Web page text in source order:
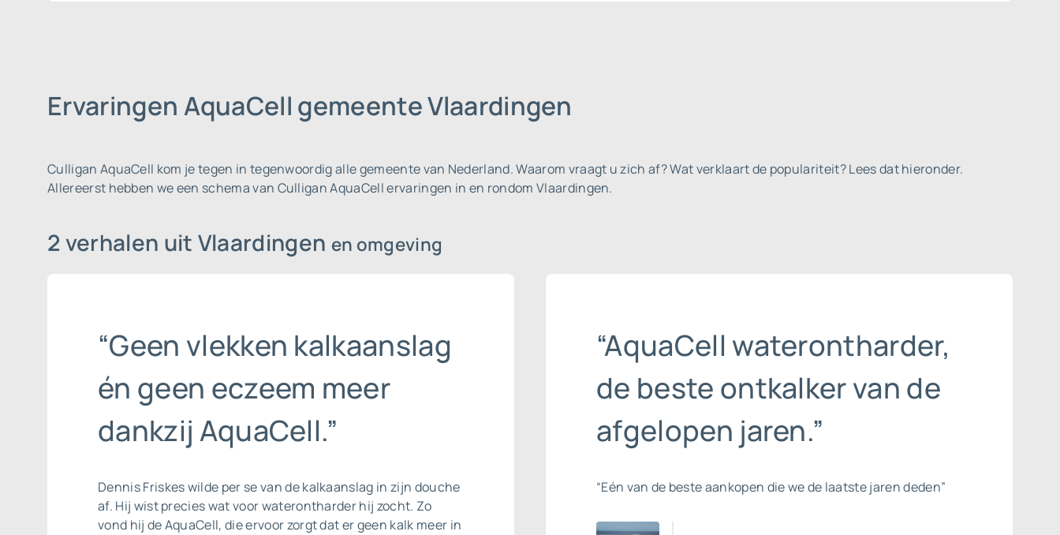
Ervaringen AquaCell gemeente Vlaardingen
Culligan AquaCell kom je tegen in tegenwoordig alle gemeente van Nederland.Waarom vraagt u zich af? Wat verklaart de populariteit? Lees dat hieronder.
Allereerst hebben we een schema van Culligan AquaCell ervaringen in en rondom Vlaardingen.
2 verhalen uit Vlaardingen en omgeving
“Geen vlekken kalkaanslag
én geen eczeem meer
dankzij AquaCell.”
Dennis Friskes wilde per se van dekalkaanslag in zijn douche
af. Hij wist precies wat voor waterontharder hij zocht. Zo
vond hij de AquaCell, die ervoor zorgt dat er geen kalk meer in
“AquaCell waterontharder,
de beste ontkalker van de
afgelopen jaren.”
“Eén van de beste aankopen die we de laatste jaren deden”